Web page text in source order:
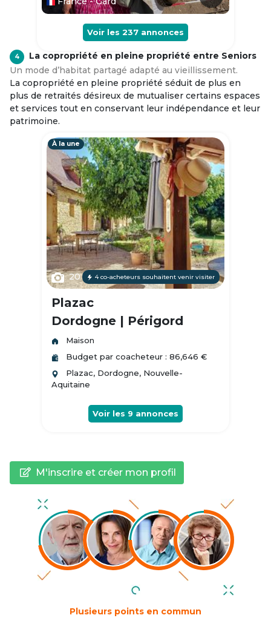
Voir les 237 annonces
4
La copropriété en pleine propriété entre Seniors
Un mode d’habitat partagé adapté au vieillissement.
La copropriété en pleine propriété séduit de plus en
plus de retraités désireux de mutualiser certains espaces
et services tout en conservant leur indépendance et leur
patrimoine.
À la une
20 4 co-acheteurs souhaitent venir visiter
Plazac
Dordogne | Périgord
Maison
Budget par coacheteur : 86,646 €
Plazac, Dordogne, Nouvelle-
Aquitaine
Voir les 9 annonces
M'inscrire et créer mon profil
Plusieurs points en commun